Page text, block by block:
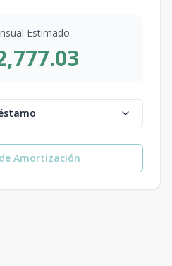
Estimado
Amortización